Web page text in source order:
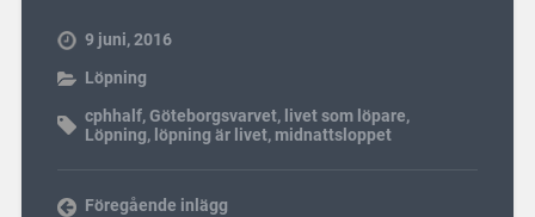
9 juni, 2016
Löpning
cphhalf,Göteborgsvarvet, livet som löpare,
Löpning, löpning är livet, midnattsloppet
Föregående inlägg